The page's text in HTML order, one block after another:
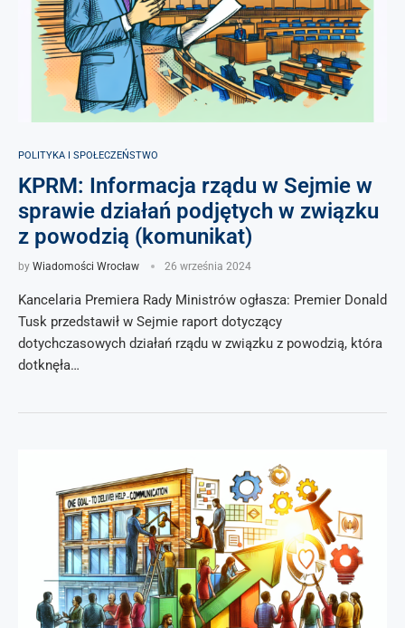
POLITYKA I SPOŁECZEŃSTWO
KPRM: Informacja rządu w Sejmie w
sprawie działań podjętych w związku
z powodzią (komunikat)
by Wiadomości Wrocław 26 września 2024
Kancelaria Premiera Rady Ministrów ogłasza: Premier Donald
Tusk przedstawił w Sejmie raport dotyczący
dotychczasowych działań rządu w związku z powodzią, która
dotknęła…